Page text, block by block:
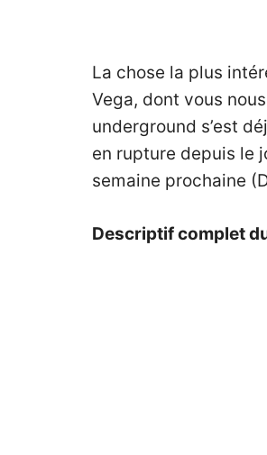
La chose la plus
Vega, dont vous
underground s’est
en rupture depuis le
semaine prochaine
Descriptif complet